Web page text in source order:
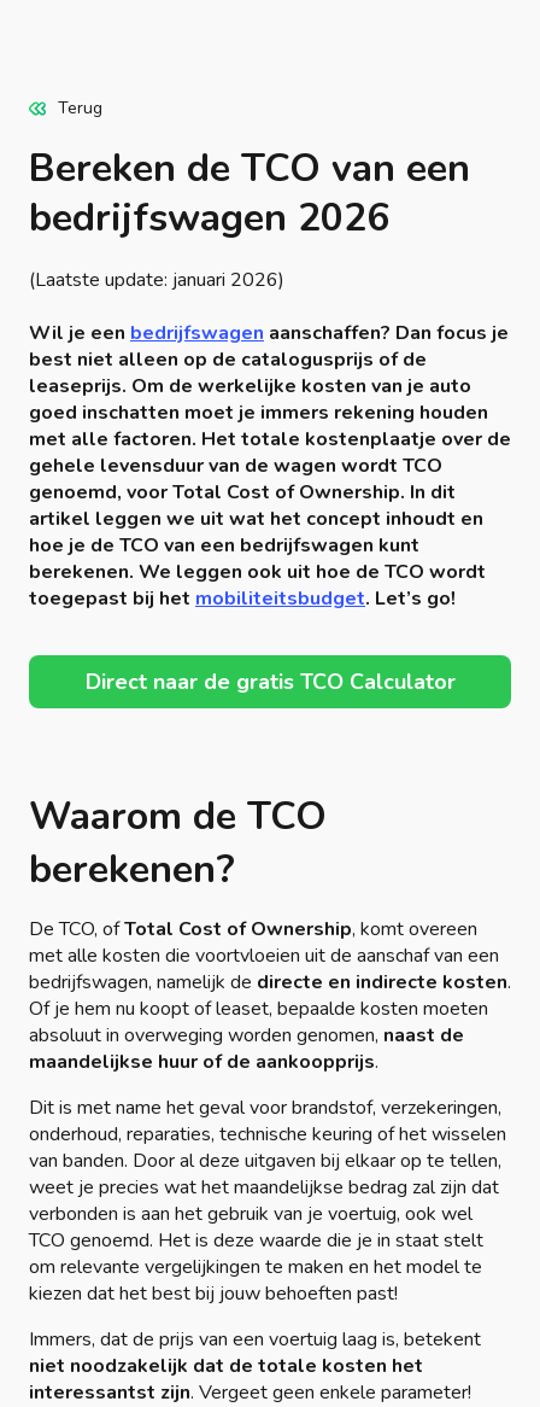
Terug
Bereken de TCO van een
bedrijfswagen 2026
(Laatste update: januari 2026)
Wil je een bedrijfswagen aanschaffen? Dan focus je
best niet alleen op de catalogusprijs of de
leaseprijs. Om de werkelijke kosten van je auto
goed inschatten moet je immers rekening houden
met alle factoren. Het totale kostenplaatje over de
gehele levensduur van de wagen wordt TCO
genoemd, voor Total Cost of Ownership. In dit
artikel leggen we uit wat het concept inhoudt en
hoe je de TCO van een bedrijfswagen kunt
berekenen. We leggen ook uit hoe de TCO wordt
toegepast bij het mobiliteitsbudget. Let’s go!
Direct naar de gratis TCO Calculator
Waarom de TCO
berekenen?
De TCO, ofTotal Cost of Ownership, komt overeen
met alle kosten die voortvloeien uit de aanschaf van een
bedrijfswagen, namelijk de directe en indirecte kosten.
Of je hem nu koopt of leaset, bepaalde kosten moeten
absoluut in overweging worden genomen, naast de
maandelijkse huur of de aankoopprijs.
Dit is met name het geval voor brandstof, verzekeringen,
onderhoud, reparaties, technische keuring of het wisselen
van banden. Door al deze uitgaven bij elkaar op te tellen,
weet je precies wat het maandelijkse bedrag zal zijn dat
verbonden is aan het gebruik van je voertuig, ook wel
TCO genoemd. Het is deze waarde die je in staat stelt
om relevante vergelijkingen te maken en het model te
kiezen dat het best bij jouw behoeften past!
Immers, dat de prijs van een voertuig laag is, betekent
niet noodzakelijk dat de totale kosten het
interessantst zijn. Vergeet geen enkele parameter!